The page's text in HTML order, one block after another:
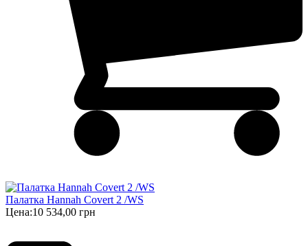
Палатка Hannah Covert 2 /WS
Цена:10 534,00 грн